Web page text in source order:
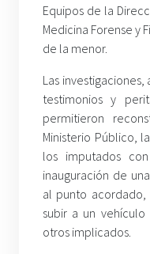
Equipos de la
Medicina Forense y
de la menor.
Las investigaciones,
testimonios y
permitieron
Ministerio Público,
los imputados
inauguración de
al punto
subir a un
otros implicados.